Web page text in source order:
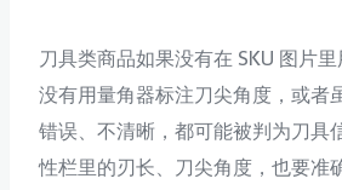
刀具类商品如果没有在 SKU 图片里
没有用量角器标注刀尖角度，或者
错误、不清晰，都可能被判为刀具
性栏里的刃长、刀尖角度，也要准